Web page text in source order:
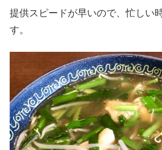
提供スピードが早いので、忙しい
す。